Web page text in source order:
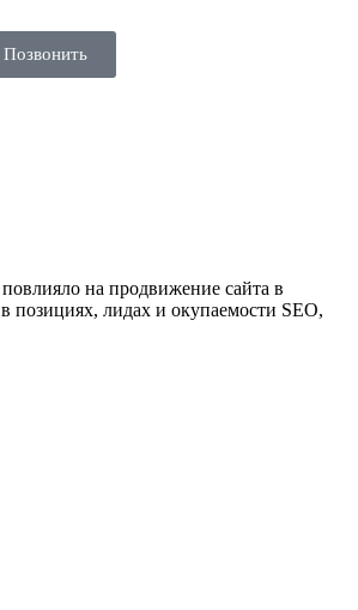
Позвонить
на продвижение сайта в
позициях, лидах и окупаемости SEO,